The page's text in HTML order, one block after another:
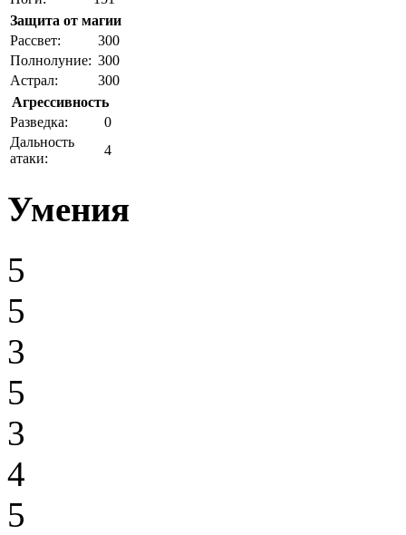
Защита от магии
Рассвет:
300
Полнолуние: 300
Астрал:
300
Агрессивность
Разведка:
0
Дальность
атаки:
4
Умения
5
5
3
5
3
4
5